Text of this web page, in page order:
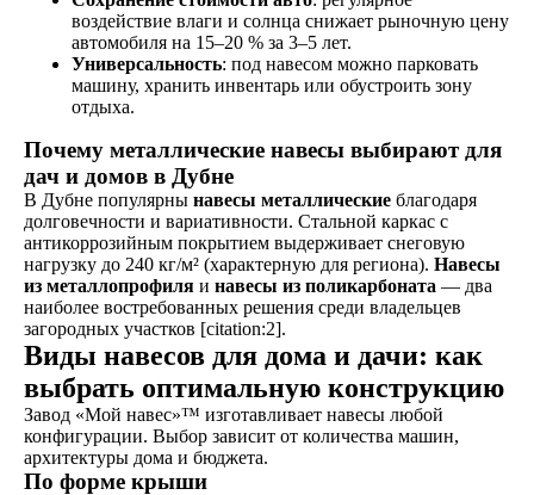
воздействие влаги и солнца снижает рыночную цену
автомобиля на 15–20 % за 3–5 лет.
Универсальность: под навесом можно парковать
машину, хранить инвентарь или обустроить зону
отдыха.
Почему металлические навесы выбирают для
дач и домов в Дубне
В Дубне популярны навесы металлические благодаря
долговечности и вариативности. Стальной каркас с
антикоррозийным покрытием выдерживает снеговую
нагрузку до 240 кг/м² (характерную для региона). Навесы
из металлопрофиля и навесы из поликарбоната — два
наиболее востребованных решения среди владельцев
загородных участков [citation:2].
Виды навесов для дома и дачи: как
выбрать оптимальную конструкцию
Завод «Мой навес»™ изготавливает навесы любой
конфигурации. Выбор зависит от количества машин,
архитектуры дома и бюджета.
По форме крыши